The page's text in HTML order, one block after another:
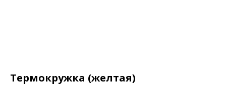
Термокружка (желтая)